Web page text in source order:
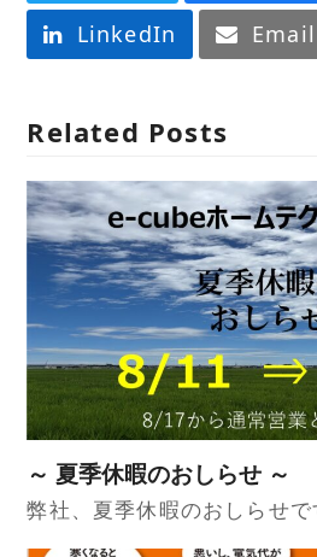
LinkedIn
Email
Related Posts
～ 夏季休暇のおしらせ ～
弊社、夏季休暇のおしらせ